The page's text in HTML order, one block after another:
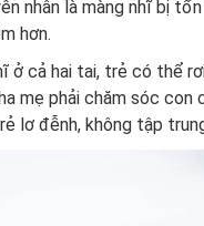
nhân là màng nhĩ bị
hơn.
ở cả hai tai, trẻ có thể
mẹ phải chăm sóc con
lơ đễnh, không tập